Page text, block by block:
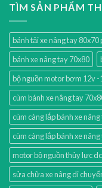
TÌM SẢN PHẨM
bánh tải xe nâng tay 80x70
bánh xe nâng tay 70x80
bộ nguồn motor bơm 12v
cùm bánh xe nâng tay
cùm càng lắp bánh xe
cùm càng lắp bánh xe
motor bộ nguồn thủy lực
sửa chữa xe nâng di